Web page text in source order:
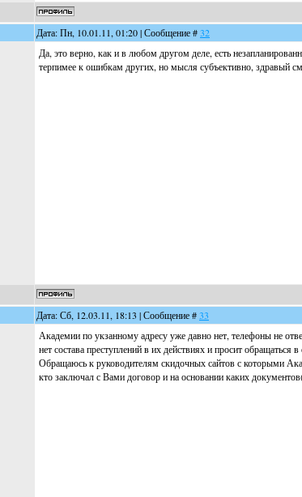
Дата: Пн, 10.01.11, 01:20 | Сообщение #32
Да, это верно, как и в любом другом деле, есть
терпимее к ошибкам других, но мысля субъективно, здравый
Дата: Сб, 12.03.11, 18:13 | Сообщение #33
Академии по укзанному адресу уже давно нет, телефоны не
нет состава преступлений в их действиях и просит обращаться в
Обращаюсь к руководителям скидочных сайтов с которыми
кто заключал с Вами договор и на основании каких